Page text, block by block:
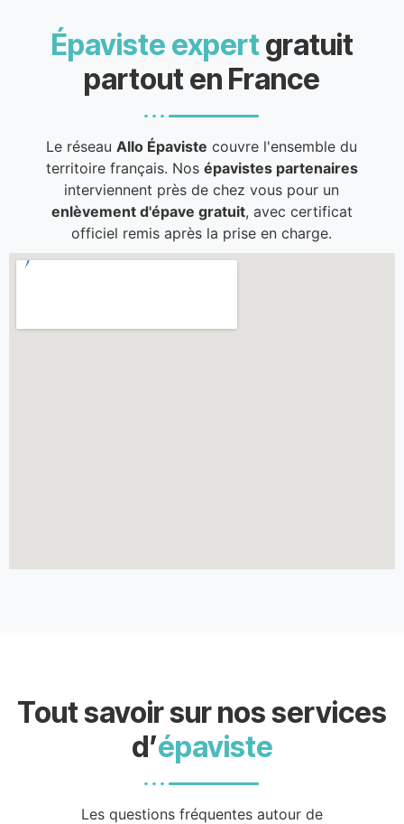
Épaviste expert gratuit
partout en France
Le réseauAllo Épaviste couvre l'ensemble du
territoire français. Nos épavistes partenaires
interviennent près de chez vous pour un
enlèvement d'épave gratuit, avec certificat
officiel remis après la prise en charge.
Tout savoir sur nos services
d’épaviste
Les questions fréquentes autour de